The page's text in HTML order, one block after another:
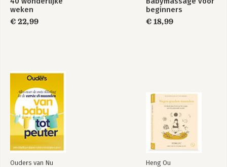
weken
€ 22,99
beginners
€ 18,99
Ouders van Nu Heng Ou